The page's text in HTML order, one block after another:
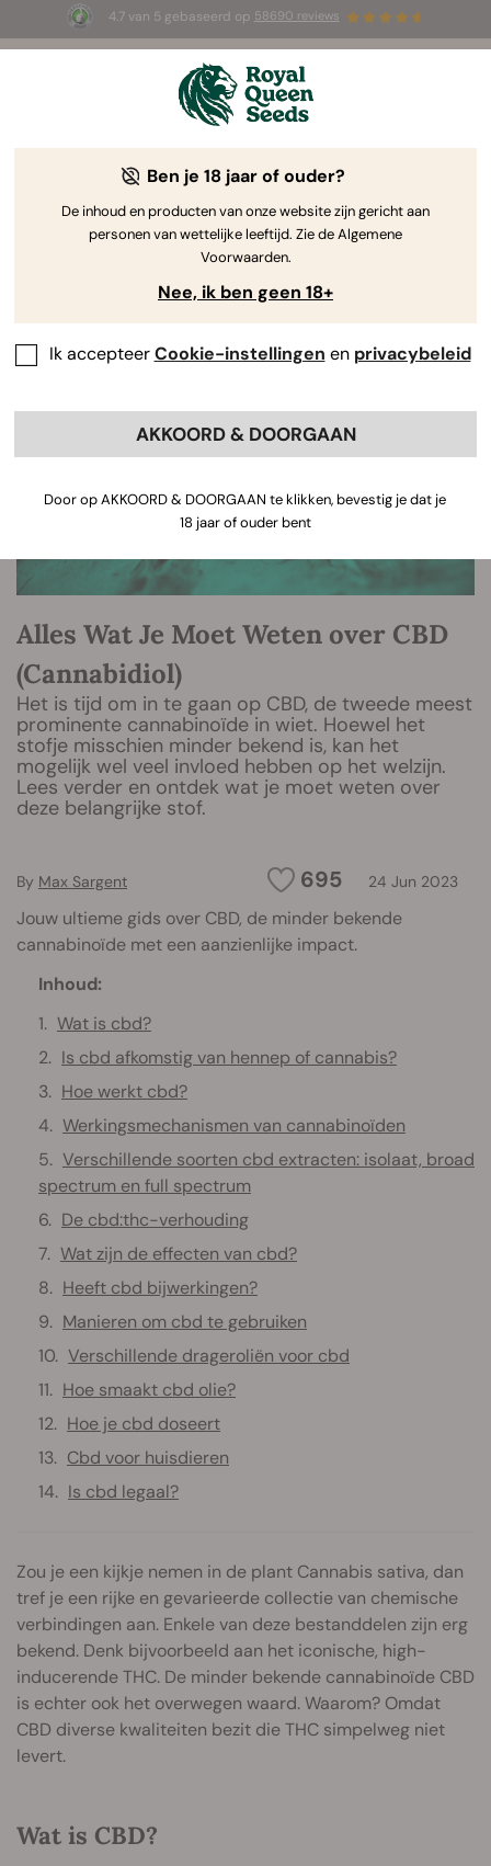
4.7 van 5 gebaseerd op 58690 reviews
☀️ Summer Sales: tot wel 50% korting
op geselecteerde producten! ⏤
The RQS Blog
Cannabis Lifestyle Blogs
Alles Wat Je Moet Weten over CBD
(Cannabidiol)
Het is tijd om in te gaan op CBD, de tweede meest
prominente cannabinoïde in wiet. Hoewel het
stofje misschien minder bekend is, kan het
mogelijk wel veel invloed hebben op het welzijn.
Lees verder en ontdek wat je moet weten over
deze belangrijke stof.
695 24 Jun 2023
By Max Sargent
Jouw ultieme gids over CBD, de minder bekende
cannabinoïde met een aanzienlijke impact.
Inhoud:
Wat is cbd?
Is cbd afkomstig van hennep of cannabis?
Hoe werkt cbd?
Werkingsmechanismen van cannabinoïden
Verschillende soorten cbd extracten: isolaat, broad
spectrum en full spectrum
De cbd:thc-verhouding
Wat zijn de effecten van cbd?
Heeft cbd bijwerkingen?
Manieren om cbd te gebruiken
Verschillende drageroliën voor cbd
Hoe smaakt cbd olie?
Hoe je cbd doseert
Cbd voor huisdieren
Is cbd legaal?
Zou je een kijkje nemen in de plant Cannabis sativa, dan
tref je een rijke en gevarieerde collectie van chemische
verbindingen aan. Enkele van deze bestanddelen zijn erg
bekend. Denk bijvoorbeeld aan het iconische, high-
inducerende THC. De minder bekende cannabinoïde CBD
is echter ook het overwegen waard. Waarom? Omdat
CBD diverse kwaliteiten bezit die THC simpelweg niet
levert.
Wat is CBD?
Ben je 18 jaar of ouder?
De inhoud en producten van onze website zijn gericht aan
personen van wettelijke leeftijd. Zie de Algemene
Voorwaarden.
Nee, ik ben geen 18+
Ik accepteerCookie-instellingen en privacybeleid
AKKOORD & DOORGAAN
Door op AKKOORD & DOORGAAN te klikken, bevestig je dat je
18 jaar of ouder bent